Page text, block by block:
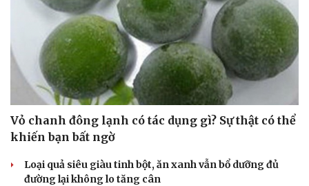
Vỏ chanh đông lạnh có tác dụng gì? Sự thật có thể
khiến bạn bất ngờ
Loại quả siêu giàu tinh bột, ăn xanh vẫn bổ dưỡng đủ
đường lại không lo tăng cân